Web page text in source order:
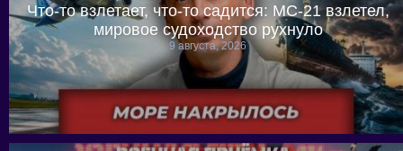
Что-то взлетает, что-то садится: МС-21 взлетел,
мировое судоходство рухнуло
9 августа, 2026